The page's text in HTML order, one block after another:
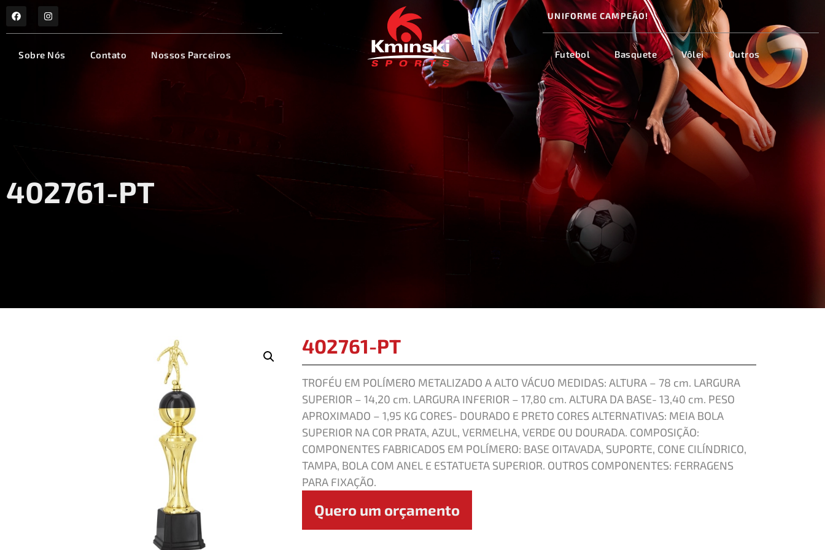
Sobre Nós Contato Nossos Parceiros
UNIFORME CAMPEÃO!
Futebol Basquete Vôlei Outros
402761-PT
402761-PT
TROFÉU EM POLÍMERO METALIZADO A ALTO VÁCUO MEDIDAS: ALTURA – 78 cm. LARGURA
SUPERIOR – 14,20 cm. LARGURA INFERIOR – 17,80 cm. ALTURA DA BASE- 13,40 cm. PESO
APROXIMADO – 1,95 KG CORES- DOURADO E PRETO CORES ALTERNATIVAS: MEIA BOLA
SUPERIOR NA COR PRATA, AZUL, VERMELHA, VERDE OU DOURADA. COMPOSIÇÃO:
COMPONENTES FABRICADOS EM POLÍMERO: BASE OITAVADA, SUPORTE, CONE CILÍNDRICO,
TAMPA, BOLA COM ANEL E ESTATUETA SUPERIOR. OUTROS COMPONENTES: FERRAGENS
PARA FIXAÇÃO.
Quero um orçamento